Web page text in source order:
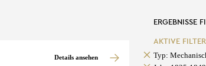
Details ansehen
ERGEBNISSE
AKTIVE FILTER
Typ: